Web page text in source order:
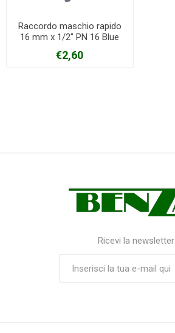
Raccordo maschio rapido
16 mm x 1/2" PN 16 Blue
€2,60
Ricevi la newsletter